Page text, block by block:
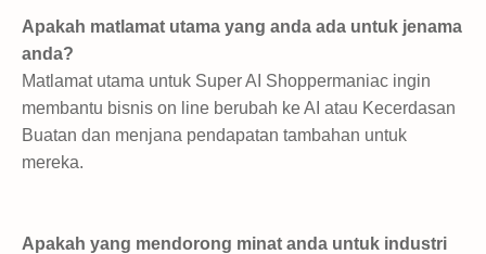
Apakah matlamat utama yang anda ada untuk jenama
anda?
Matlamat utama untuk Super AI Shoppermaniac ingin
membantu bisnis on line berubah ke AI atau Kecerdasan
Buatan dan menjana pendapatan tambahan untuk
mereka.
Apakah yang mendorong minat anda untuk industri